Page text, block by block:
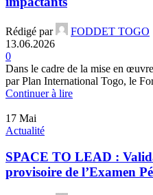
Rédigé par
FODDET TOGO
13.06.2026
0
Dans le cadre de la mise en
par Plan International Togo, le
Continuer à lire
17 Mai
Actualité
SPACE TO LEAD :
provisoire de l’Examen